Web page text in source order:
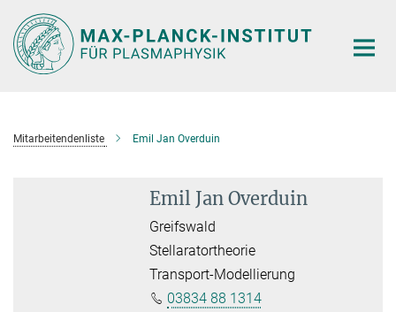
Hauptinhalt
Mitarbeitendenliste Emil Jan Overduin
Emil Jan Overduin
Greifswald
Stellaratortheorie
Transport-Modellierung
03834 88 1314